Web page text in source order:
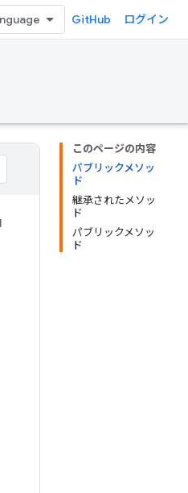
GitHub ログイン
このページの内容
パブリックメソッ
ド
継承されたメソッ
ド
パブリックメソッ
ド